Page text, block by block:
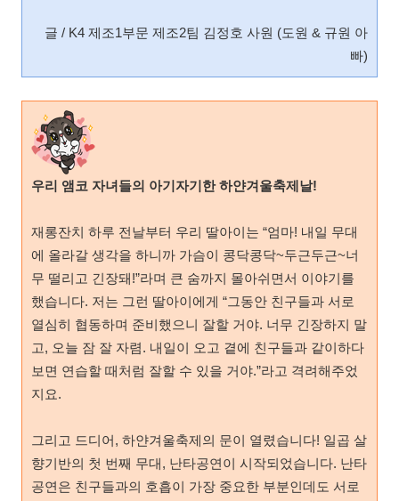
글 / K4 제조1부문 제조2팀 김정호 사원 (도원 & 규원 아
빠)
우리 앰코 자녀들의 아기자기한 하얀겨울축제날!
재롱잔치 하루 전날부터 우리 딸아이는 “엄마! 내일 무대
에 올라갈 생각을 하니까 가슴이 콩닥콩닥~두근두근~너
무 떨리고 긴장돼!”라며 큰 숨까지 몰아쉬면서 이야기를
했습니다. 저는 그런 딸아이에게 “그동안 친구들과 서로
열심히 협동하며 준비했으니 잘할 거야. 너무 긴장하지 말
고, 오늘 잠 잘 자렴. 내일이 오고 곁에 친구들과 같이하다
보면 연습할 때처럼 잘할 수 있을 거야.”라고 격려해주었
지요.
그리고 드디어, 하얀겨울축제의 문이 열렸습니다! 일곱 살
향기반의 첫 번째 무대, 난타공연이 시작되었습니다. 난타
공연은 친구들과의 호흡이 가장 중요한 부분인데도 서로